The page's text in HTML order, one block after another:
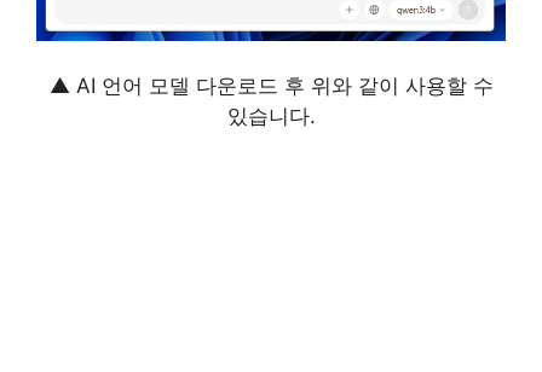
▲ AI 언어 모델 다운로드 후 위와 같이 사용할 수
있습니다.